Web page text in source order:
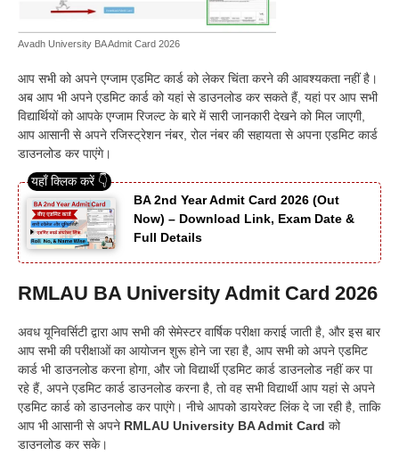
Avadh University BA Admit Card 2026
आप सभी को अपने एग्जाम एडमिट कार्ड को लेकर चिंता करने की आवश्यकता नहीं है।
अब आप भी अपने एडमिट कार्ड को यहां से डाउनलोड कर सकते हैं, यहां पर आप सभी
विद्यार्थियों को आपके एग्जाम रिजल्ट के बारे में सारी जानकारी देखने को मिल जाएगी,
आप आसानी से अपने रजिस्ट्रेशन नंबर, रोल नंबर की सहायता से अपना एडमिट कार्ड
डाउनलोड कर पाएंगे।
BA 2nd Year Admit Card 2026 (Out
Now) – Download Link, Exam Date &
Full Details
RMLAU BA University Admit Card 2026
अवध यूनिवर्सिटी द्वारा आप सभी की सेमेस्टर वार्षिक परीक्षा कराई जाती है, और इस बार
आप सभी की परीक्षाओं का आयोजन शुरू होने जा रहा है, आप सभी को अपने एडमिट
कार्ड भी डाउनलोड करना होगा, और जो विद्यार्थी एडमिट कार्ड डाउनलोड नहीं कर पा
रहे हैं, अपने एडमिट कार्ड डाउनलोड करना है, तो वह सभी विद्यार्थी आप यहां से अपने
एडमिट कार्ड को डाउनलोड कर पाएंगे। नीचे आपको डायरेक्ट लिंक दे जा रही है, ताकि
आप भी आसानी से अपने RMLAU University BA Admit Card को
डाउनलोड कर सके।